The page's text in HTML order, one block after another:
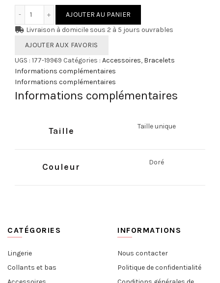
AJOUTER AU PANIER
Livraison à domicile sous 2 à 5 jours ouvrables
AJOUTER AUX FAVORIS
UGS : 177-19969 Catégories : Accessoires, Bracelets
Informations complémentaires
Informations complémentaires
Informations complémentaires
Taille Taille unique
Couleur Doré
CATÉGORIES
Lingerie
Collants et bas
INFORMATIONS
Nous contacter
Politique de confidentialité